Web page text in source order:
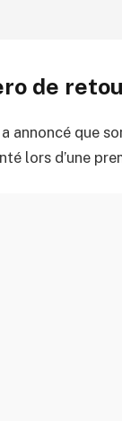
de
annoncé que
lors d’une